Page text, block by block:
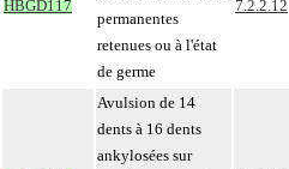
HBGD117
permanentes
retenues ou à l'état
de germe
7.2.2.12
Avulsion de 14
dents à 16 dents
ankylosées sur